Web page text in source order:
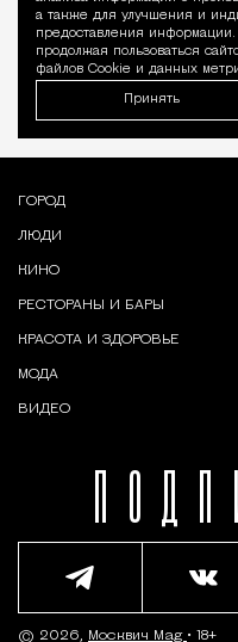
а также для улучшения и
предоставления
продолжая пользоваться
файлов Cookie и данных
Принять
ГОРОД
ЛЮДИ
КИНО
РЕСТОРАНЫ И БАРЫ
КРАСОТА И ЗДОРОВЬЕ
МОДА
ВИДЕО
© 2026, Москвич Mag • 18+